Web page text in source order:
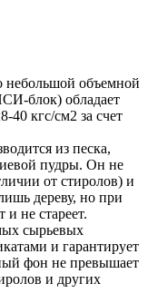
небольшой объемной
блок) обладает
40 кгс/см2 за счет
из песка,
пудры. Он не
от стиролов) и
дереву, но при
и не стареет.
сырьевых
и гарантирует
фон не превышает
и других